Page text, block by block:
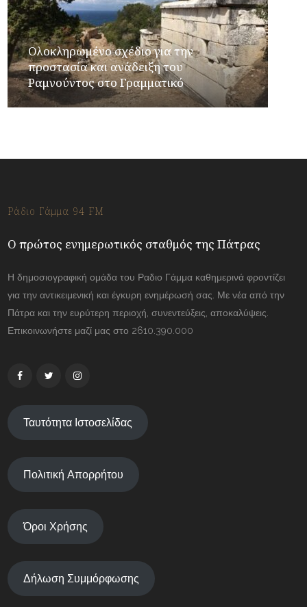
Ολοκληρωμένο σχέδιο για την
προστασία και ανάδειξη του
Ραμνούντος στο Γραμματικό
Ράδιο Γάμμα 94 FM
Ο πρώτος ενημερωτικός σταθμός της Πάτρας
Η δημοσιογραφική ομάδα του Ραδιο Γάμμα καθημερινά φροντίζει
για την αντικειμενική και έγκυρη ενημέρωσή σας. Με νέα από την
Πάτρα και την ευρύτερη περιοχή, συνεντεύξεις, αποκαλύψεις.
Επικοινωνήστε μαζί μας στο 2610.390.000
Ταυτότητα Ιστοσελίδας
Πολιτική Απορρήτου
Όροι Χρήσης
Δήλωση Συμμόρφωσης